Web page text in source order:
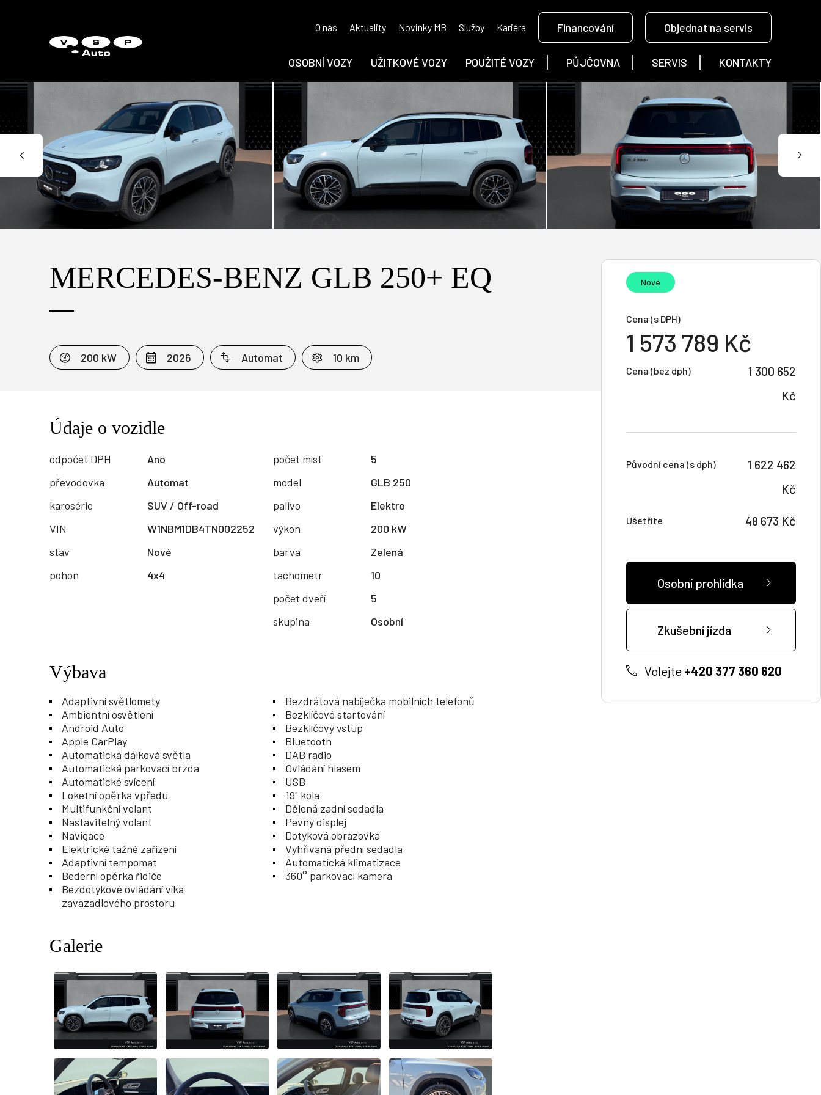
O nás Aktuality Novinky MB Služby Kariéra Financování Objednat na servis
OSOBNÍ VOZY UŽITKOVÉ VOZY POUŽITÉ VOZY PŮJČOVNA SERVIS KONTAKTY
MERCEDES-BENZ GLB 250+ EQ
200 kW 2026 Automat 10 km
Nové
Cena (s DPH)
1 573 789 Kč
Cena (bez dph)
1 300 652
Kč
Původní cena (s dph)
1 622 462
Kč
Ušetříte 48 673 Kč
Osobní prohlídka
Zkušební jízda
Volejte +420 377 360 620
Údaje o vozidle
odpočet DPH
Ano
převodovka
Automat
karosérie
SUV / Off-road
VIN
W1NBM1DB4TN002252
stav
Nové
pohon
4x4
počet míst
5
model
GLB 250
palivo
Elektro
výkon
200 kW
barva
Zelená
tachometr
10
počet dveří
5
skupina
Osobní
Výbava
Adaptivní světlomety
Ambientní osvětlení
Android Auto
Apple CarPlay
Automatická dálková světla
Automatická parkovací brzda
Automatické svícení
Loketní opěrka vpředu
Multifunkční volant
Nastavitelný volant
Navigace
Elektrické tažné zařízení
Adaptivní tempomat
Bederní opěrka řidiče
Bezdotykové ovládání víka
zavazadlového prostoru
Bezdrátová nabíječka mobilních telefonů
Bezklíčové startování
Bezklíčový vstup
Bluetooth
DAB radio
Ovládání hlasem
USB
19" kola
Dělená zadní sedadla
Pevný displej
Dotyková obrazovka
Vyhřívaná přední sedadla
Automatická klimatizace
360° parkovací kamera
Galerie